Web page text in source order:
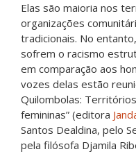
Elas são maioria nos
organizações
tradicionais. No
sofrem o racismo
em comparação aos
vozes delas estão
Quilombolas:
femininas” (editora
Santos Dealdina, pelo
pela filósofa Djamila